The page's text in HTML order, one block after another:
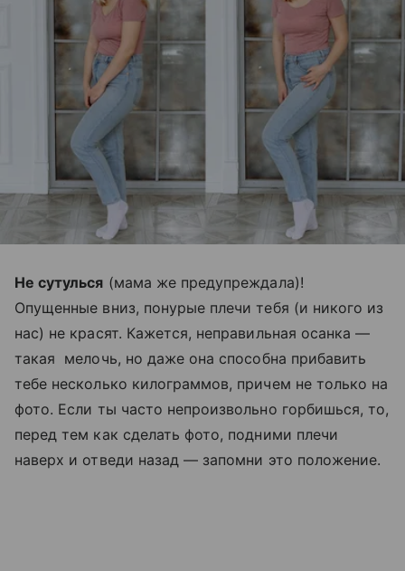
Не сутулься (мама же предупреждала)!
Опущенные вниз, понурые плечи тебя (и никого из
нас) не красят. Кажется, неправильная осанка —
такая мелочь, но даже она способна прибавить
тебе несколько килограммов, причем не только на
фото. Если ты часто непроизвольно горбишься, то,
перед тем как сделать фото, подними плечи
наверх и отведи назад — запомни это положение.